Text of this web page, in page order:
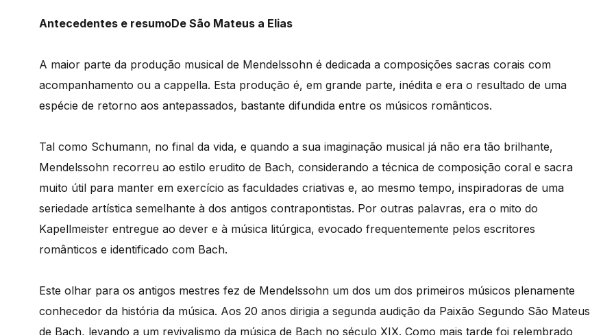
Antecedentes e resumoDe São Mateus a Elias
A maior parte da produção musical de Mendelssohn é dedicada a composições sacras corais com
acompanhamento ou a cappella. Esta produção é, em grande parte, inédita e era o resultado de uma
espécie de retorno aos antepassados, bastante difundida entre os músicos românticos.
Tal como Schumann, no final da vida, e quando a sua imaginação musical já não era tão brilhante,
Mendelssohn recorreu ao estilo erudito de Bach, considerando a técnica de composição coral e sacra
muito útil para manter em exercício as faculdades criativas e, ao mesmo tempo, inspiradoras de uma
seriedade artística semelhante à dos antigos contrapontistas. Por outras palavras, era o mito do
Kapellmeister entregue ao dever e à música litúrgica, evocado frequentemente pelos escritores
românticos e identificado com Bach.
Este olhar para os antigos mestres fez de Mendelssohn um dos um dos primeiros músicos plenamente
conhecedor da história da música. Aos 20 anos dirigia a segunda audição da Paixão Segundo São Mateus
de Bach, levando a um revivalismo da música de Bach no século XIX. Como mais tarde foi relembrado